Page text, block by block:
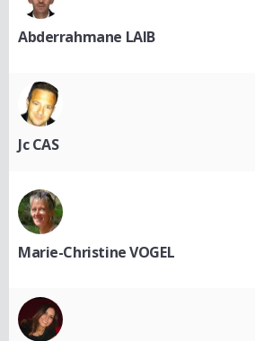
Abderrahmane LAIB
Jc CAS
Marie-Christine VOGEL